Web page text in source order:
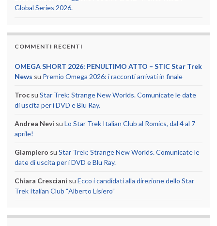
Global Series 2026.
COMMENTI RECENTI
OMEGA SHORT 2026: PENULTIMO ATTO – STIC Star Trek
News su Premio Omega 2026: i racconti arrivati in finale
Troc su Star Trek: Strange New Worlds. Comunicate le date
di uscita per i DVD e Blu Ray.
Andrea Nevi su Lo Star Trek Italian Club al Romics, dal 4 al 7
aprile!
Giampiero su Star Trek: Strange New Worlds. Comunicate le
date di uscita per i DVD e Blu Ray.
Chiara Cresciani su Ecco i candidati alla direzione dello Star
Trek Italian Club “Alberto Lisiero”